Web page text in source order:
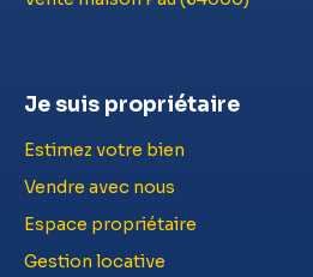
Je suis propriétaire
Estimez votre bien
Vendre avec nous
Espace propriétaire
Gestion locative